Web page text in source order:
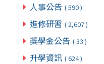
人事公告 ( 590 )
進修研習 ( 2,607 )
獎學金公告 ( 33 )
升學資訊 ( 624 )